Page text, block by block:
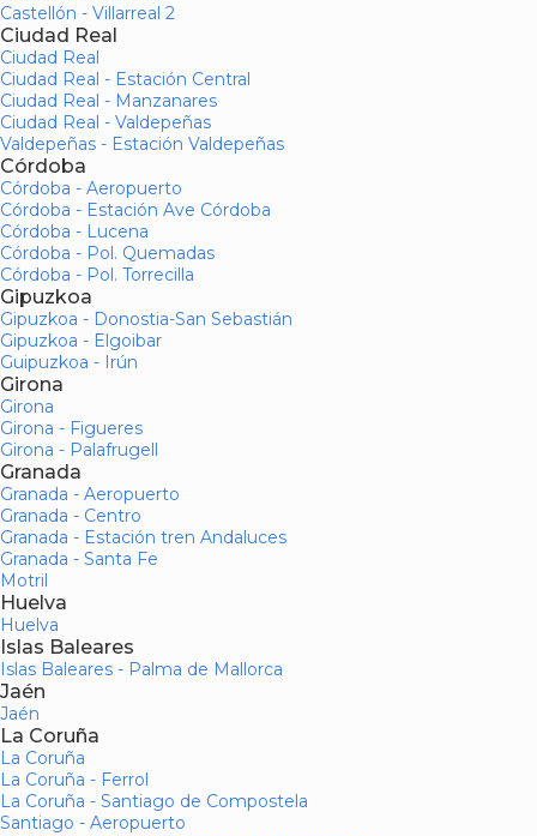
Castellón - Villarreal 2
Ciudad Real
Ciudad Real
Ciudad Real - Estación Central
Ciudad Real - Manzanares
Ciudad Real - Valdepeñas
Valdepeñas - Estación Valdepeñas
Córdoba
Córdoba - Aeropuerto
Córdoba - Estación Ave Córdoba
Córdoba - Lucena
Córdoba - Pol. Quemadas
Córdoba - Pol. Torrecilla
Gipuzkoa
Gipuzkoa - Donostia-San Sebastián
Gipuzkoa - Elgoibar
Guipuzkoa - Irún
Girona
Girona
Girona - Figueres
Girona - Palafrugell
Granada
Granada - Aeropuerto
Granada - Centro
Granada - Estación tren Andaluces
Granada - Santa Fe
Motril
Huelva
Huelva
Islas Baleares
Islas Baleares - Palma de Mallorca
Jaén
Jaén
La Coruña
La Coruña
La Coruña - Ferrol
La Coruña - Santiago de Compostela
Santiago - Aeropuerto